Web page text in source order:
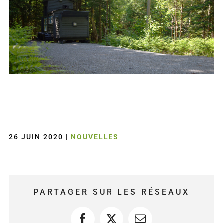
26 JUIN 2020 | NOUVELLES
PARTAGER SUR LES RÉSEAUX